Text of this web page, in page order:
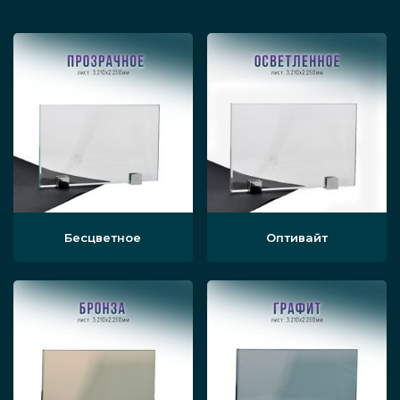
разрушении;
стильный внешний вид, прекрасно
сочетаемый с современными
дизайнами торговых центров;
прочность, долговечность и высокая
надёжность.
Виды
Конструкция перегородок может быть
мобильной, стационарной или
Бесцветное Оптивайт